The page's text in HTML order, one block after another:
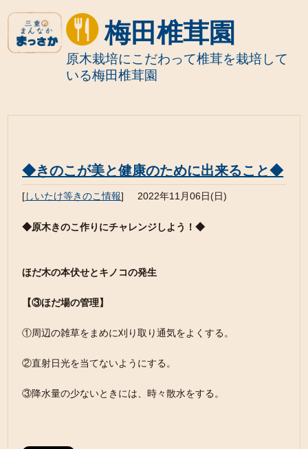
梅田椎茸園
原木栽培にこだわって椎茸を栽培して
いる梅田椎茸園
◆きのこが美と健康のために出来ること◆
[しいたけ等きのこ情報] 2022年11月06日(日)
◆原木きのこ作りにチャレンジしよう！◆
ほだ木の本伏せとキノコの発生
【③ほだ場の管理】
①周辺の雑草をまめに刈り取り通気をよくする。
②直射日光を当てないようにする。
③降水量の少ないときには、時々散水をする。